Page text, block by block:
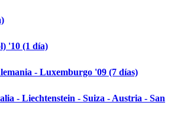
'10 (1 día)
- Luxemburgo '09 (7 días)
- Liechtenstein - Suiza - Austria - San